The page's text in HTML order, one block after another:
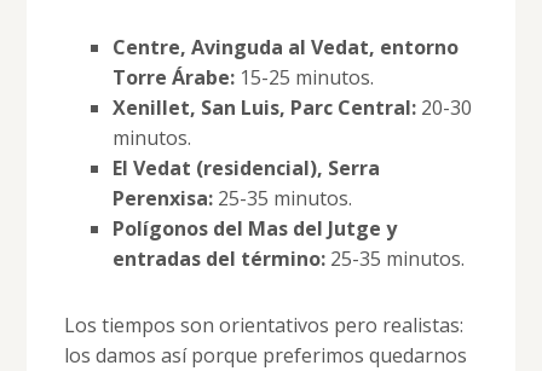
Centre, Avinguda al Vedat, entorno
Torre Árabe:15-25 minutos.
Xenillet, San Luis, Parc Central:20-30
minutos.
El Vedat (residencial), Serra
Perenxisa:25-35 minutos.
Polígonos del Mas del Jutge y
entradas del término:25-35 minutos.
Los tiempos son orientativos pero realistas:
los damos así porque preferimos quedarnos